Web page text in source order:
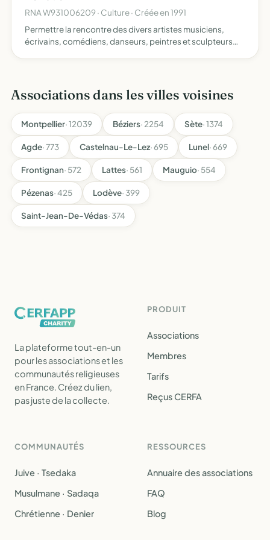
RNA W931006209 · Culture · Créée en 1991
Permettre la rencontre des divers artistes musiciens,
écrivains, comédiens, danseurs, peintres et sculpteurs
Associations dans les villes voisines
Montpellier· 12039 Béziers· 2254 Sète· 1374
Agde· 773 Castelnau-Le-Lez· 695 Lunel· 669
Frontignan· 572 Lattes· 561 Mauguio· 554
Pézenas· 425 Lodève· 399
Saint-Jean-De-Védas· 374
La plateforme tout-en-un
pour les associations et les
communautés religieuses
en France. Créez du lien,
pas juste de la collecte.
PRODUIT
Associations
Membres
Tarifs
Reçus CERFA
COMMUNAUTÉS
Juive · Tsedaka
Musulmane · Sadaqa
Chrétienne · Denier
RESSOURCES
Annuaire des associations
FAQ
Blog